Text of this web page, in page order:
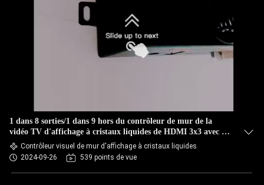
1 dans 8 sorties/1 dans 9 hors du contrôleur de mur de la
vidéo TV d'affichage à cristaux liquides de HDMI 3x3 avec 9
écransContrôleur visuel de mur d'affichage à cristaux liquides
2024-09-26
539 points de vue